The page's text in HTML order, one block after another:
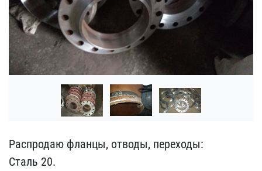
Распродаю фланцы, отводы​, переходы:
Сталь 20.